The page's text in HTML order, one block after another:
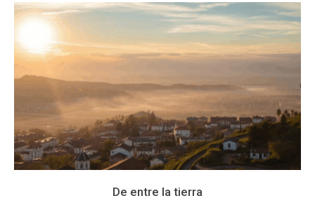
De entre la tierra